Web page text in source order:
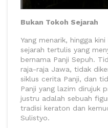
Bukan Tokoh Sejarah
Yang menarik, hingga
sejarah tertulis yang
bernama Panji Sepuh.
raja-raja Jawa, tidak
siklus cerita Panji, dan
Panji yang lazim dirujuk
justru adalah sebuah
tradisi keraton dan
Sulistyo.